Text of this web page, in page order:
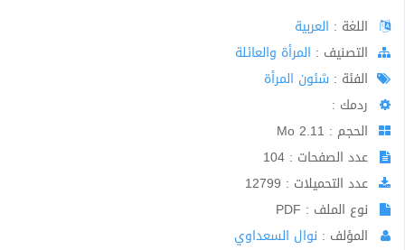
اللغة : العربية
اﻟﺘﺼﻨﻴﻒ : المرأة والعائلة
الفئة : شئون المرأة
ردمك :
الحجم : 2.11 Mo
عدد الصفحات : 104
عدد التحميلات : 12799
نوع الملف : PDF
المؤلف : نوال السعداوي